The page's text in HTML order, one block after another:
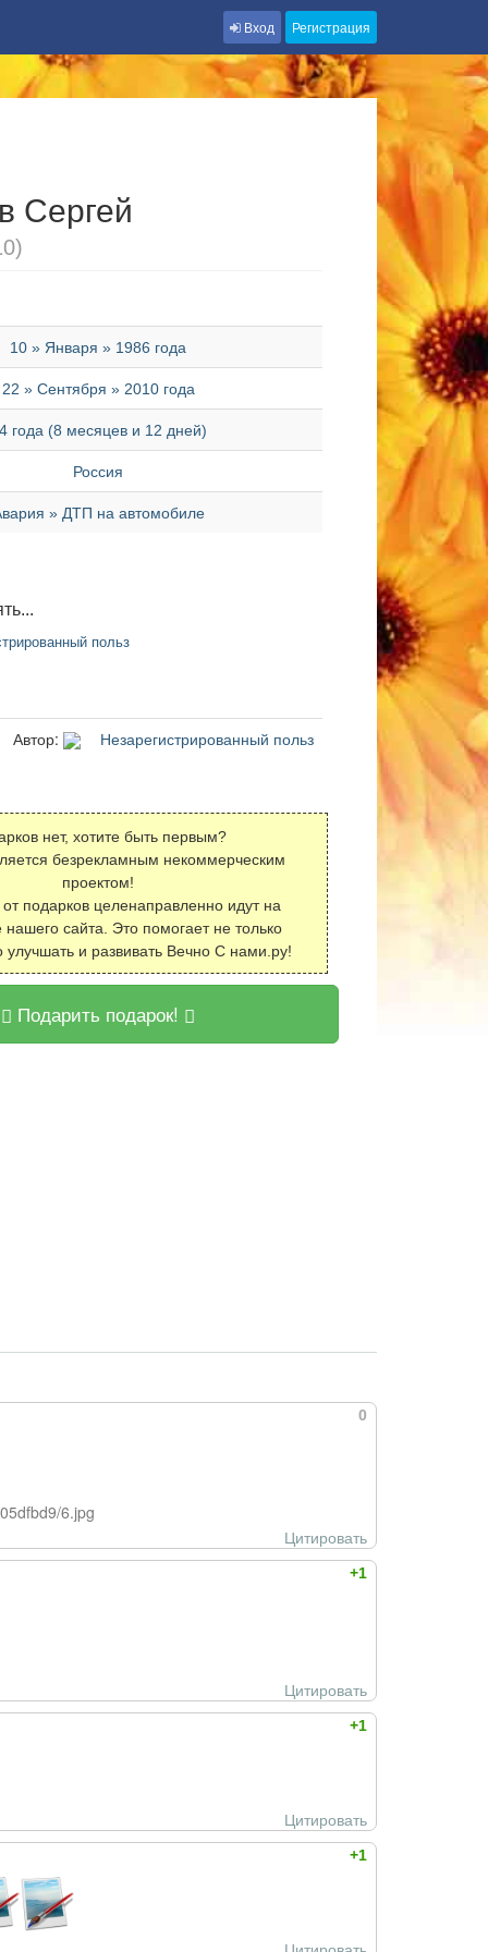
Вход Регистрация
Сергей
10 » Января » 1986 года
22 » Сентября » 2010 года
года (8 месяцев и 12 дней)
Россия
» ДТП на автомобиле
польз
Автор: Незарегистрированный польз
нет, хотите быть первым?
безрекламным некоммерческим
проектом!
подарков целенаправленно идут на
сайта. Это помогает не только
улучшать и развивать Вечно С нами.ру!
Подарить подарок!
0
6.jpg
Цитировать
+1
Цитировать
+1
Цитировать
+1